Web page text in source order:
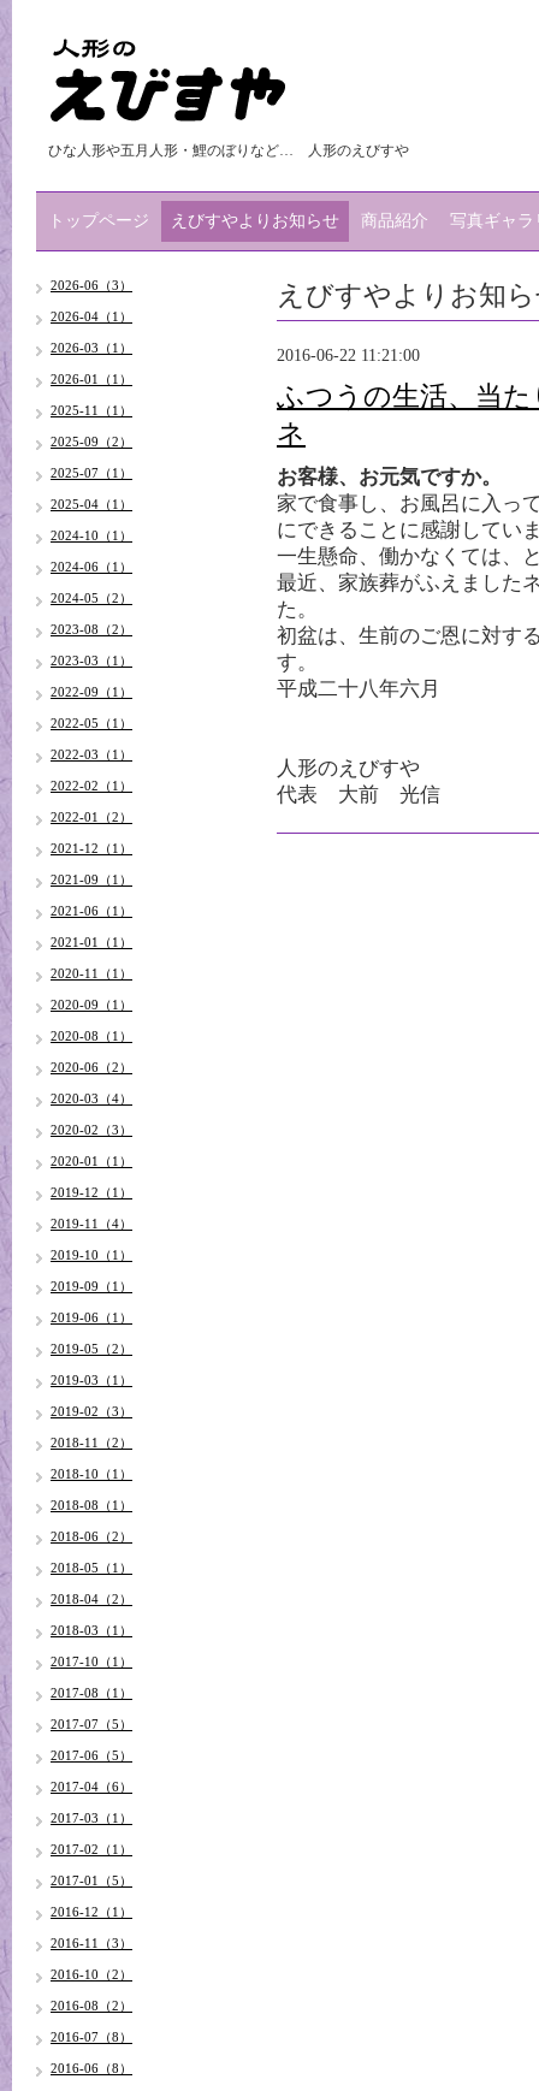
ひな人形や五月人形・鯉のぼりなど… 人形のえびすや
トップページ えびすやよりお知らせ 商品紹介 写真ギャラ
えびすやよりお知
2016-06-22 11:21:00
ふつうの生活、当
ネ
お客様、お元気ですか。
家で食事し、お風呂に入
にできることに感謝してい
一生懸命、働かなくては、
最近、家族葬がふえました
た。
初盆は、生前のご恩に対す
す。
平成二十八年六月
人形のえびすや
代表 大前 光信
2026-06（3）
2026-04（1）
2026-03（1）
2026-01（1）
2025-11（1）
2025-09（2）
2025-07（1）
2025-04（1）
2024-10（1）
2024-06（1）
2024-05（2）
2023-08（2）
2023-03（1）
2022-09（1）
2022-05（1）
2022-03（1）
2022-02（1）
2022-01（2）
2021-12（1）
2021-09（1）
2021-06（1）
2021-01（1）
2020-11（1）
2020-09（1）
2020-08（1）
2020-06（2）
2020-03（4）
2020-02（3）
2020-01（1）
2019-12（1）
2019-11（4）
2019-10（1）
2019-09（1）
2019-06（1）
2019-05（2）
2019-03（1）
2019-02（3）
2018-11（2）
2018-10（1）
2018-08（1）
2018-06（2）
2018-05（1）
2018-04（2）
2018-03（1）
2017-10（1）
2017-08（1）
2017-07（5）
2017-06（5）
2017-04（6）
2017-03（1）
2017-02（1）
2017-01（5）
2016-12（1）
2016-11（3）
2016-10（2）
2016-08（2）
2016-07（8）
2016-06（8）